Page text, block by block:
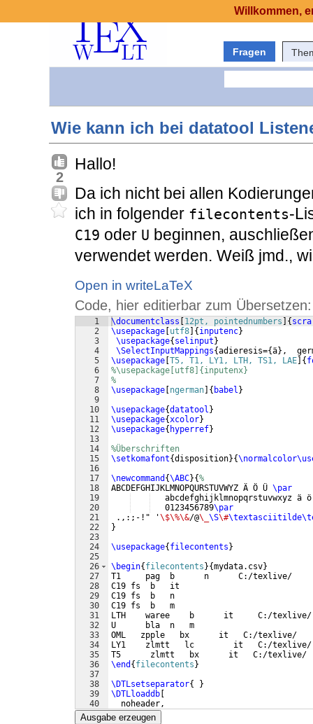
Fragen
Wie kann ich bei datatool
2
Hallo!
Da ich nicht bei allen
ich in folgender filecontents-
C19 oder U beginnen,
verwendet werden. Weiß jmd.,
Open in writeLaTeX
Code, hier editierbar zum Übersetzen:
1
2
3
4
5
6
7
8
9
10
11
12
13
14
15
16
17
18
19
20
21
22
23
24
25
26
27
28
29
30
31
32
33
34
35
36
37
38
39
40
41
\documentclass 12pt, pointednumbers {
\usepackage utf8 { inputenc}
\usepackage{ selinput }
\SelectInputMappings{adieresis={ä} ,
\usepackage T5, T1, LY1, LTH, TS1, LAE {
%\usepackage[utf8]{inputenx}
%
\usepackage ngerman { babel }
\usepackage{datatool }
\usepackage{xcolor}
\usepackage{ hyperref}
%Überschriften
\setkomafont{disposition}{
\newcommand {\ABC}{%
ABCDEFGHIJKLMNOPQURSTUVWYZ Ä Ö Ü \par
abcdefghijklmnopqrstuvwxyz ä
   0123456789
\par
.,:;-!" '\$\%\&/@\_ \S\#
}
\usepackage{ filecontents }
\begin{ filecontents }{mydata.csv}
T1     pag  b      n      C:/texlive/
C19 fs  b   it
C19 fs  b   n
C19 fs  b   m
LTH    waree    b      it     C:/texlive/
U      bla  n   m
OML   zpple   bx      it   C:/texlive/
LY1    zlmtt   lc        it   C:/
T5      zlmtt   bx      it   C:/texlive/
\end { filecontents }
\DTLsetseparator{
}
\DTLloaddb
  noheader,
   keys=
{
Ausgabe erzeugen
Willkommen,